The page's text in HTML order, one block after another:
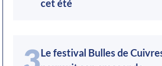
cet été
Le festival Bulles de